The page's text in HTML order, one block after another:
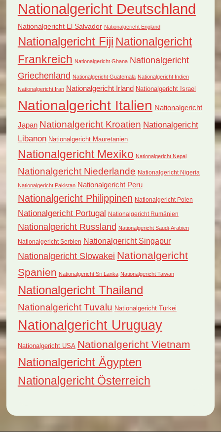
Nationalgericht Deutschland
Nationalgericht El Salvador Nationalgericht England
Nationalgericht Fiji Nationalgericht
Frankreich Nationalgericht Ghana Nationalgericht
Griechenland Nationalgericht Guatemala Nationalgericht Indien
Nationalgericht Iran Nationalgericht Irland Nationalgericht Israel
Nationalgericht Italien Nationalgericht
Japan Nationalgericht Kroatien Nationalgericht
Libanon Nationalgericht Mauretanien
Nationalgericht Mexiko Nationalgericht Nepal
Nationalgericht Niederlande Nationalgericht Nigeria
Nationalgericht Pakistan Nationalgericht Peru
Nationalgericht Philippinen Nationalgericht Polen
Nationalgericht Portugal Nationalgericht Rumänien
Nationalgericht Russland Nationalgericht Saudi-Arabien
Nationalgericht Serbien Nationalgericht Singapur
Nationalgericht Slowakei Nationalgericht
Spanien Nationalgericht Sri Lanka Nationalgericht Taiwan
Nationalgericht Thailand
Nationalgericht Tuvalu Nationalgericht Türkei
Nationalgericht Uruguay
Nationalgericht USA Nationalgericht Vietnam
Nationalgericht Ägypten
Nationalgericht Österreich